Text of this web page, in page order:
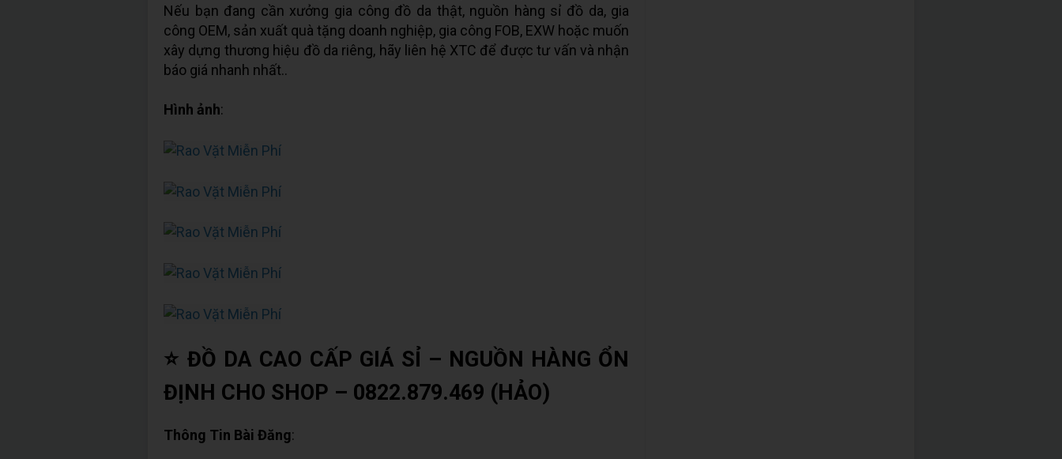
Nếu bạn đang cần xưởng gia công đồ da thật, nguồn hàng sỉ đồ da, gia
công OEM, sản xuất quà tặng doanh nghiệp, gia công FOB, EXW hoặc muốn
xây dựng thương hiệu đồ da riêng, hãy liên hệ XTC để được tư vấn và nhận
báo giá nhanh nhất..
Hình ảnh:
⭐ ĐỒ DA CAO CẤP GIÁ SỈ – NGUỒN HÀNG ỔN
ĐỊNH CHO SHOP – 0822.879.469 (HẢO)
Thông Tin Bài Đăng: